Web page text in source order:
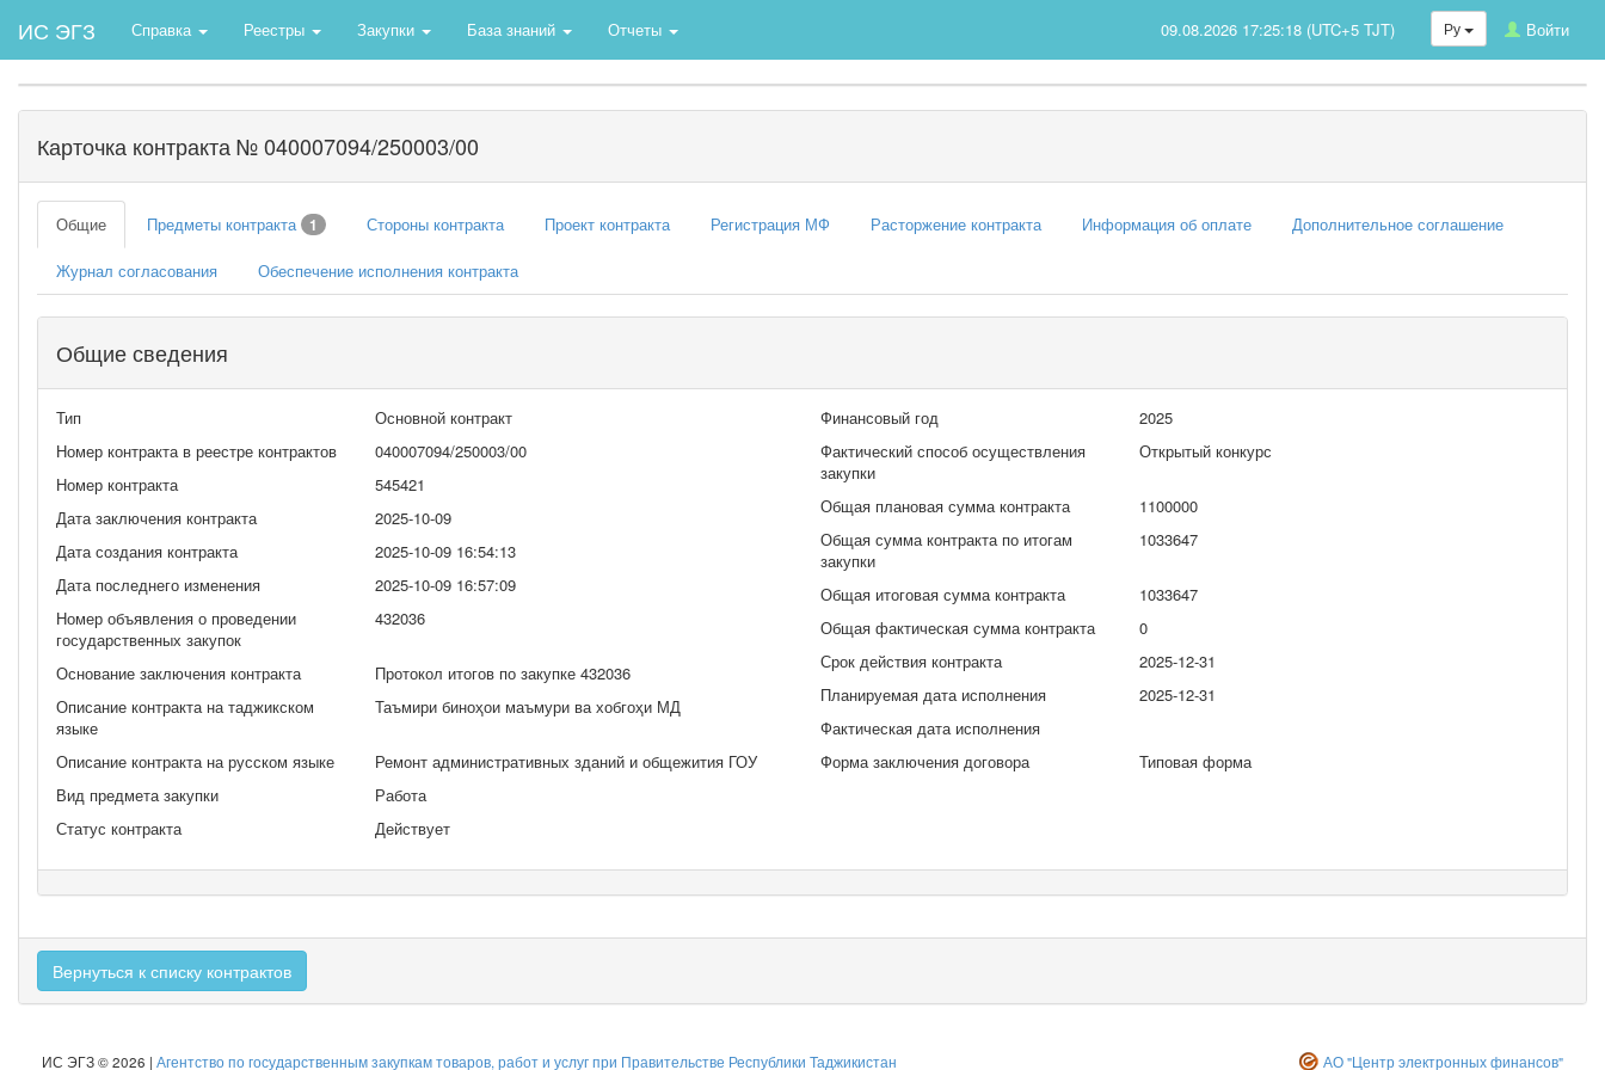
ИС ЭГЗ Справка Реестры Закупки База знаний Отчеты Ру Войти
09.08.2026 17:25:18 (UTC+5 TJT)
Карточка контракта № 040007094/250003/00
Общие Предметы контракта 1 Стороны контракта Проект контракта Регистрация МФ Расторжение контракта Информация об оплате Дополнительное соглашение
Журнал согласования Обеспечение исполнения контракта
Общие сведения
Тип
Основной контракт
Номер контракта в реестре контрактов
040007094/250003/00
Номер контракта
545421
Дата заключения контракта
2025-10-09
Дата создания контракта
2025-10-09 16:54:13
Дата последнего изменения
2025-10-09 16:57:09
Номер объявления о проведении
государственных закупок
432036
Основание заключения контракта
Протокол итогов по закупке 432036
Описание контракта на таджикском
языке
Таъмири биноҳои маъмури ва хобгоҳи МД
Описание контракта на русском языке
Ремонт административных зданий и общежития ГОУ
Вид предмета закупки
Работа
Статус контракта
Действует
Финансовый год
2025
Фактический способ осуществления
закупки
Открытый конкурс
Общая плановая сумма контракта
1100000
Общая сумма контракта по итогам
закупки
1033647
Общая итоговая сумма контракта
1033647
Общая фактическая сумма контракта
0
Срок действия контракта
2025-12-31
Планируемая дата исполнения
2025-12-31
Фактическая дата исполнения
Форма заключения договора
Типовая форма
Вернуться к списку контрактов
ИС ЭГЗ © 2026 | Агентство по государственным закупкам товаров, работ и услуг при Правительстве Республики Таджикистан АО "Центр электронных финансов"